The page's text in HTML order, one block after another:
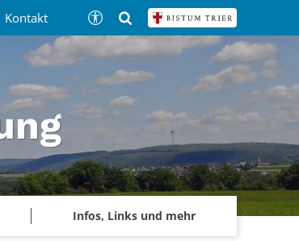
Infos, Links und mehr
Kontakt